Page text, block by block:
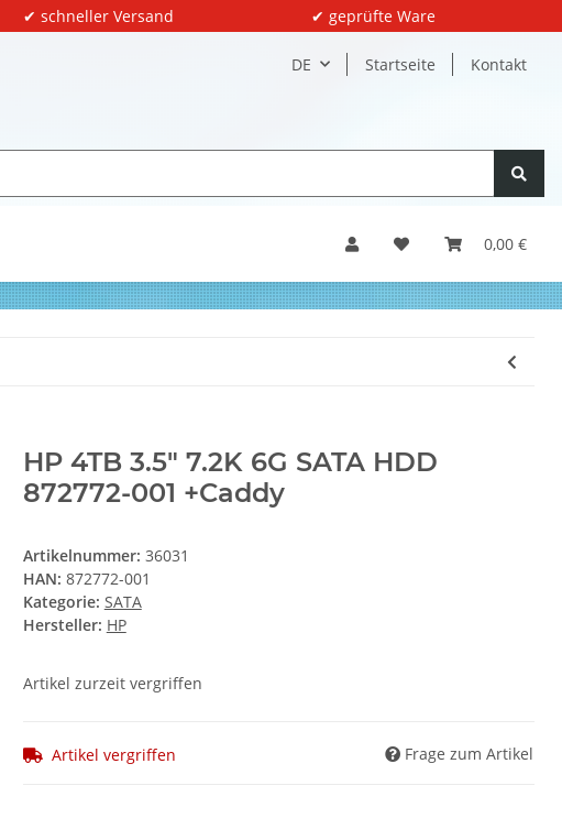
✔ schneller Versand ✔ geprüfte Ware
DE Startseite Kontakt
0,00 €
HP 4TB 3.5" 7.2K 6G SATA HDD
872772-001 +Caddy
Artikelnummer: 36031
HAN: 872772-001
Kategorie: SATA
Hersteller: HP
Artikel zurzeit vergriffen
Artikel vergriffen Frage zum Artikel